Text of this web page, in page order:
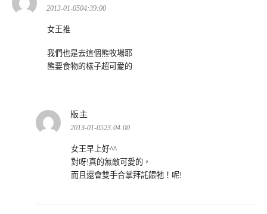
2013-01-0504:39:00
女王推
我們也是去這個熊牧場耶
熊要食物的樣子超可愛的
版主
示:
2013-01-0523:04:00
女王早上好^^
對呀!真的無敵可愛的，
而且還會雙手合掌拜託餵牠！呢!